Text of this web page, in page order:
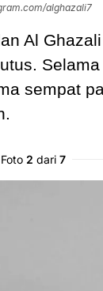
alghazali7
Al
Selama
sempat
Foto 2 dari 7